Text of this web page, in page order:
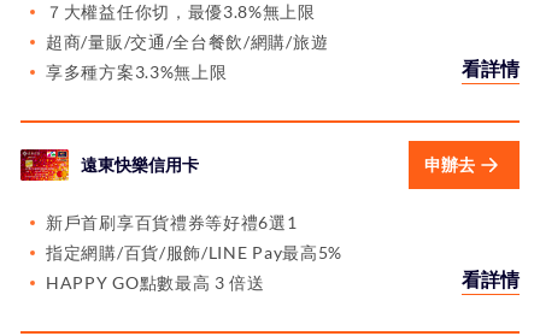
７大權益任你切，最優3.8%無上限
超商/量販/交通/全台餐飲/網購/旅遊
享多種方案3.3%無上限
看詳情
遠東快樂信用卡 申辦去
新戶首刷享百貨禮券等好禮6選1
指定網購/百貨/服飾/LINE Pay最高5%
HAPPY GO點數最高 3 倍送
看詳情